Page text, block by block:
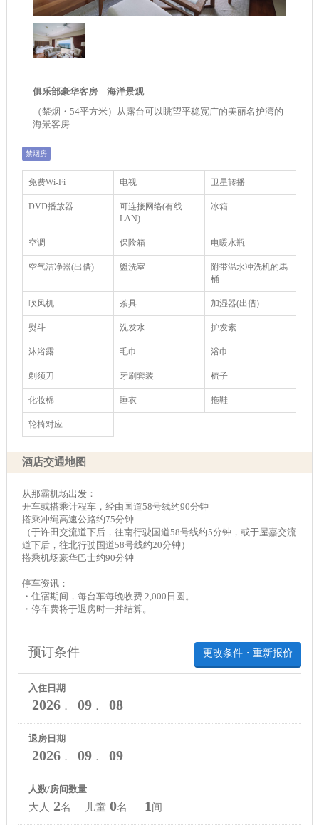
俱乐部豪华客房 海洋景观
（禁烟・54平方米）从露台可以眺望平稳宽广的美丽名护湾的
海景客房
禁烟房
免费Wi-Fi 电视 卫星转播
DVD播放器
可连接网络(有线
LAN)
冰箱
空调 保险箱 电暖水瓶
空气洁净器(出借) 盥洗室
附带温水冲洗机的馬
桶
吹风机 茶具 加湿器(出借)
熨斗 洗发水 护发素
沐浴露 毛巾 浴巾
剃须刀 牙刷套装 梳子
化妆棉 睡衣 拖鞋
轮椅对应
酒店交通地图
从那霸机场出发：
开车或搭乘计程车，经由国道58号线约90分钟
搭乘冲绳高速公路约75分钟
（于许田交流道下后，往南行驶国道58号线约5分钟，或于屋嘉交流
道下后，往北行驶国道58号线约20分钟）
搭乘机场豪华巴士约90分钟
停车资讯：
・住宿期间，每台车每晚收费 2,000日圆。
・停车费将于退房时一并结算。
更改条件・重新报价
预订条件
入住日期
2026． 09． 08
退房日期
2026． 09． 09
人数/房间数量
大人 2名 儿童 0名 1 间